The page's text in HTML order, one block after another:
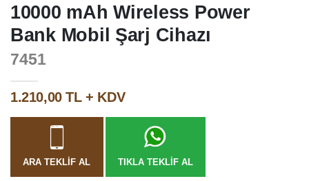
10000 mAh Wireless Power
Bank Mobil Şarj Cihazı
7451
1.210,00 TL + KDV
ARA TEKLIF AL TIKLA TEKLIF AL